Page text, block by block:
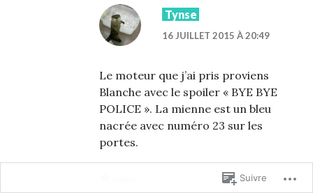
Tynse
16 JUILLET 2015 À 20:49
Le moteur que j’ai pris proviens
Blanche avec le spoiler « BYE BYE
POLICE ». La mienne est un bleu
nacrée avec numéro 23 sur les
portes.
Suivre